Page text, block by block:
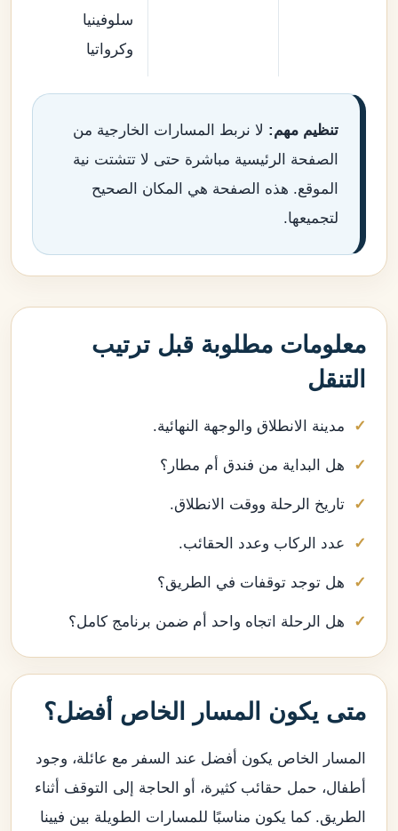
سلوفينيا
وكرواتيا
تنظيم مهم: لا نربط المسارات الخارجية من
الصفحة الرئيسية مباشرة حتى لا تتشتت نية
الموقع. هذه الصفحة هي المكان الصحيح
لتجميعها.
معلومات مطلوبة قبل ترتيب
التنقل
مدينة الانطلاق والوجهة النهائية.
هل البداية من فندق أم مطار؟
تاريخ الرحلة ووقت الانطلاق.
عدد الركاب وعدد الحقائب.
هل توجد توقفات في الطريق؟
هل الرحلة اتجاه واحد أم ضمن برنامج كامل؟
متى يكون المسار الخاص أفضل؟
المسار الخاص يكون أفضل عند السفر مع عائلة، وجود
أطفال، حمل حقائب كثيرة، أو الحاجة إلى التوقف أثناء
الطريق. كما يكون مناسبًا للمسارات الطويلة بين فيينا